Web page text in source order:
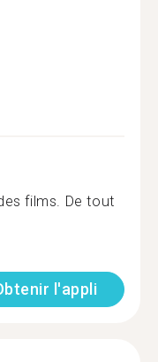
films. De tout
l'appli